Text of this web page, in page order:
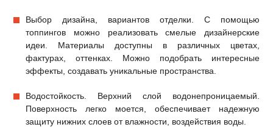
Выбор дизайна, вариантов отделки. С помощью
топпингов можно реализовать смелые дизайнерские
идеи. Материалы доступны в различных цветах,
фактурах, оттенках. Можно подобрать интересные
эффекты, создавать уникальные пространства.
Водостойкость. Верхний слой водонепроницаемый.
Поверхность легко моется, обеспечивает надежную
защиту нижних слоев от влажности, воздействия воды.